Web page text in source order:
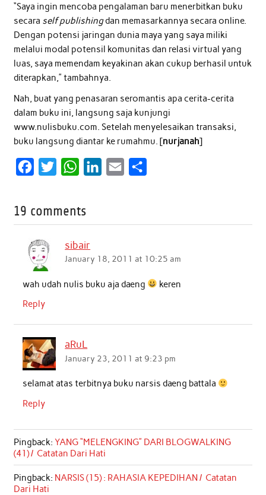
“Saya ingin mencoba pengalaman baru menerbitkan buku
secara self publishingdan memasarkannya secara online.
Dengan potensi jaringan dunia maya yang saya miliki
melalui modal potensil komunitas dan relasi virtual yang
luas, saya memendam keyakinan akan cukup berhasil untuk
diterapkan,” tambahnya.
Nah, buat yang penasaran seromantis apa cerita-cerita
dalam buku ini, langsung saja kunjungi
www.nulisbuku.com. Setelah menyelesaikan transaksi,
buku langsung diantar ke rumahmu. [nurjanah]
b
o
o
W
A
d
19 comments
sibair
January 18, 2011 at 10:25 am
wah udah nulis buku aja daeng
keren
Reply
aRuL
January 23, 2011 at 9:23 pm
selamat atas terbitnya buku narsis daeng battala
Reply
Pingback: YANG “MELENGKING” DARI BLOGWALKING
(41) / Catatan Dari Hati
Pingback: NARSIS (15) : RAHASIA KEPEDIHAN / Catatan
Dari Hati